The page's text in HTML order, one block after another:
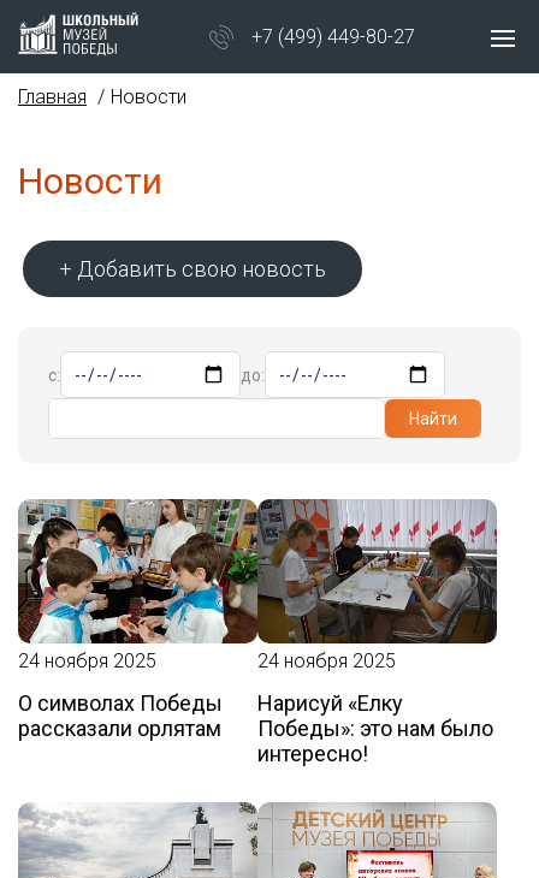
+7 (499) 449-80-27
Главная Новости
Новости
+ Добавить свою новость
с: до:
Найти
24 ноября 2025
О символах Победы
рассказали орлятам
24 ноября 2025
Нарисуй «Елку
Победы»: это нам было
интересно!